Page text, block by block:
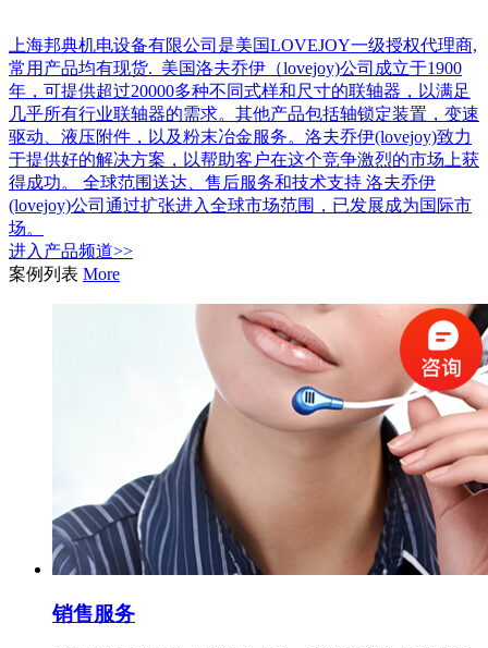
上海邦典机电设备有限公司是美国LOVEJOY一级授权代理商,
常用产品均有现货. 美国洛夫乔伊（lovejoy)公司成立于1900
年，可提供超过20000多种不同式样和尺寸的联轴器，以满足
几乎所有行业联轴器的需求。其他产品包括轴锁定装置，变速
驱动、液压附件，以及粉末冶金服务。洛夫乔伊(lovejoy)致力
于提供好的解决方案，以帮助客户在这个竞争激烈的市场上获
得成功。 全球范围送达、售后服务和技术支持 洛夫乔伊
(lovejoy)公司通过扩张进入全球市场范围，已发展成为国际市
场。
进入 产品频道>>
案例列表 More
销售服务